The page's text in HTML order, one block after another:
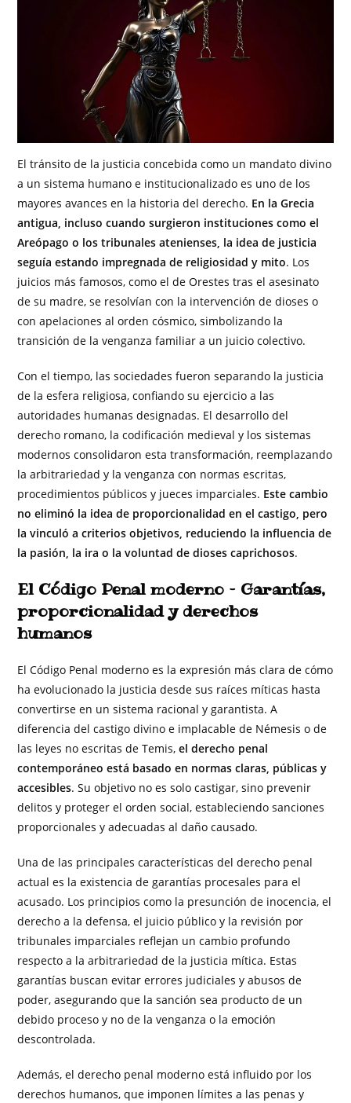
El tránsito de la justicia concebida como un mandato divino
a un sistema humano e institucionalizado es uno de los
mayores avances en la historia del derecho. En la Grecia
antigua, incluso cuando surgieron instituciones como el
Areópago o los tribunales atenienses, la idea de justicia
seguía estando impregnada de religiosidad y mito. Los
juicios más famosos, como el de Orestes tras el asesinato
de su madre, se resolvían con la intervención de dioses o
con apelaciones al orden cósmico, simbolizando la
transición de la venganza familiar a un juicio colectivo.
Con el tiempo, las sociedades fueron separando la justicia
de la esfera religiosa, confiando su ejercicio a las
autoridades humanas designadas. El desarrollo del
derecho romano, la codificación medieval y los sistemas
modernos consolidaron esta transformación, reemplazando
la arbitrariedad y la venganza con normas escritas,
procedimientos públicos y jueces imparciales. Este cambio
no eliminó la idea de proporcionalidad en el castigo, pero
la vinculó a criterios objetivos, reduciendo la influencia de
la pasión, la ira o la voluntad de dioses caprichosos.
El Código Penal moderno – Garantías,
proporcionalidad y derechos
humanos
El Código Penal moderno es la expresión más clara de cómo
ha evolucionado la justicia desde sus raíces míticas hasta
convertirse en un sistema racional y garantista. A
diferencia del castigo divino e implacable de Némesis o de
las leyes no escritas de Temis,el derecho penal
contemporáneo está basado en normas claras, públicas y
accesibles. Su objetivo no es solo castigar, sino prevenir
delitos y proteger el orden social, estableciendo sanciones
proporcionales y adecuadas al daño causado.
Una de las principales características del derecho penal
actual es la existencia de garantías procesales para el
acusado. Los principios como la presunción de inocencia, el
derecho a la defensa, el juicio público y la revisión por
tribunales imparciales reflejan un cambio profundo
respecto a la arbitrariedad de la justicia mítica. Estas
garantías buscan evitar errores judiciales y abusos de
poder, asegurando que la sanción sea producto de un
debido proceso y no de la venganza o la emoción
descontrolada.
Además, el derecho penal moderno está influido por los
derechos humanos, que imponen límites a las penas y